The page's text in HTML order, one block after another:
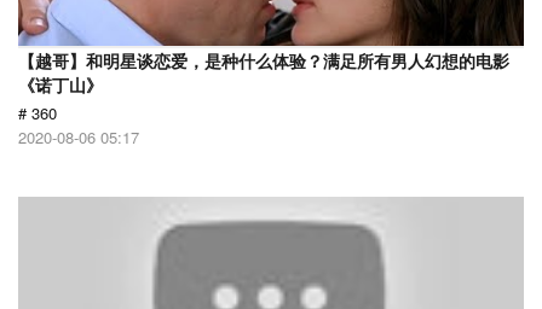
【越哥】和明星谈恋爱，是种什么体验？满足所有男人幻想的电影
《诺丁山》
# 360
2020-08-06 05:17